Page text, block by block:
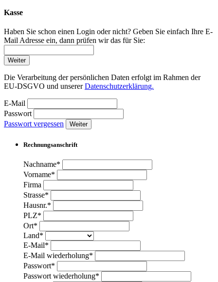
Kasse
Haben Sie schon einen Login oder nicht? Geben Sie einfach Ihre E-
Mail Adresse ein, dann prüfen wir das für Sie:
Weiter
Die Verarbeitung der persönlichen Daten erfolgt im Rahmen der
EU-DSGVO und unsererDatenschutzerklärung.
E-Mail
Passwort
Passwort vergessen
Weiter
Rechnungsanschrift
Nachname*
Vorname*
Firma
Strasse*
Hausnr.*
PLZ*
Ort*
Land*
E-Mail*
E-Mail wiederholung*
Passwort*
Passwort wiederholung*